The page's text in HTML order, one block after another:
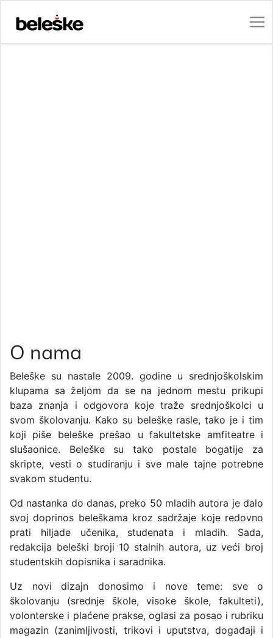
O nama
Beleške su nastale 2009. godine u srednjoškolskim
klupama sa željom da se na jednom mestu prikupi
baza znanja i odgovora koje traže srednjoškolci u
svom školovanju. Kako su beleške rasle, tako je i tim
koji piše beleške prešao u fakultetske amfiteatre i
slušaonice. Beleške su tako postale bogatije za
skripte, vesti o studiranju i sve male tajne potrebne
svakom studentu.
Od nastanka do danas, preko 50 mladih autora je dalo
svoj doprinos beleškama kroz sadržaje koje redovno
prati hiljade učenika, studenata i mladih. Sada,
redakcija beleški broji 10 stalnih autora, uz veći broj
studentskih dopisnika i saradnika.
Uz novi dizajn donosimo i nove teme: sve o
školovanju (srednje škole, visoke škole, fakulteti),
volonterske i plaćene prakse, oglasi za posao i rubriku
magazin (zanimljivosti, trikovi i uputstva, događaji i